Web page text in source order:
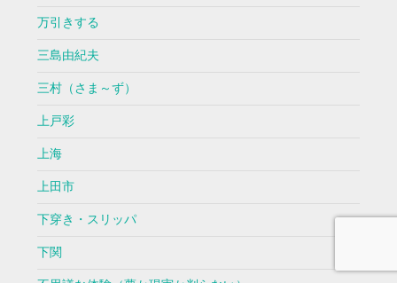
万引きする
三島由紀夫
三村（さま～ず）
上戸彩
上海
上田市
下穿き・スリッパ
下関